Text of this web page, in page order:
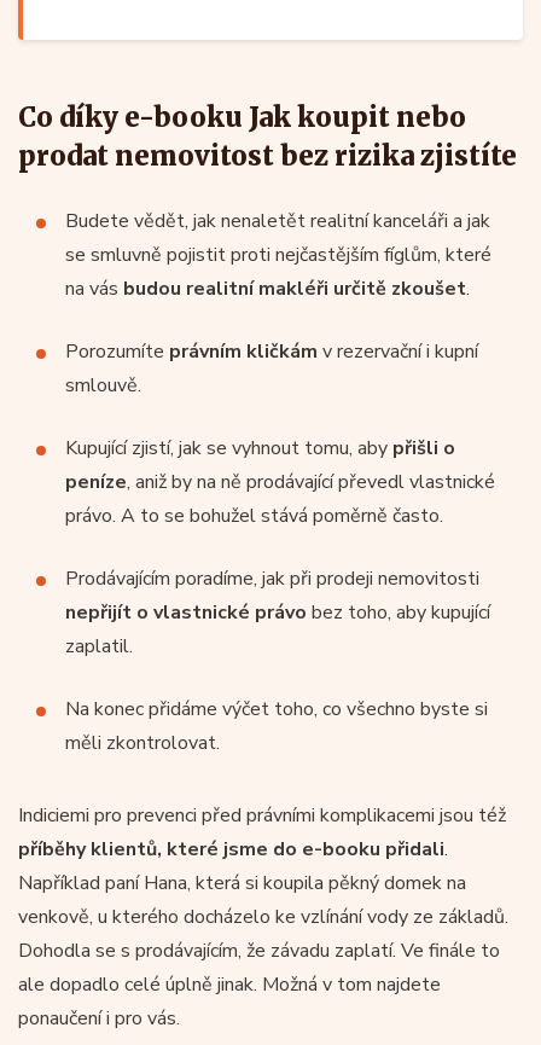
Co díky e-booku Jak koupit nebo
prodat nemovitost bez rizika zjistíte
Budete vědět, jak nenaletět realitní kanceláři a jak
se smluvně pojistit proti nejčastějším fíglům, které
na vás budou realitní makléři určitě zkoušet.
Porozumíte právním kličkám v rezervační i kupní
smlouvě.
Kupující zjistí, jak se vyhnout tomu, aby přišli o
peníze, aniž by na ně prodávající převedl vlastnické
právo. A to se bohužel stává poměrně často.
Prodávajícím poradíme, jak při prodeji nemovitosti
nepřijít o vlastnické právo bez toho, aby kupující
zaplatil.
Na konec přidáme výčet toho, co všechno byste si
měli zkontrolovat.
Indiciemi pro prevenci před právními komplikacemi jsou též
příběhy klientů, které jsme do e-booku přidali.
Například paní Hana, která si koupila pěkný domek na
venkově, u kterého docházelo ke vzlínání vody ze základů.
Dohodla se s prodávajícím, že závadu zaplatí. Ve finále to
ale dopadlo celé úplně jinak. Možná v tom najdete
ponaučení i pro vás.